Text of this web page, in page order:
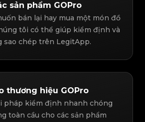
sản phẩm GOPro
bán lại hay mua một món đồ
tôi có thể giúp kiểm định và
sao chép trên LegitApp.
thương hiệu GOPro
pháp kiểm định nhanh chóng
toàn cầu cho các sản phẩm